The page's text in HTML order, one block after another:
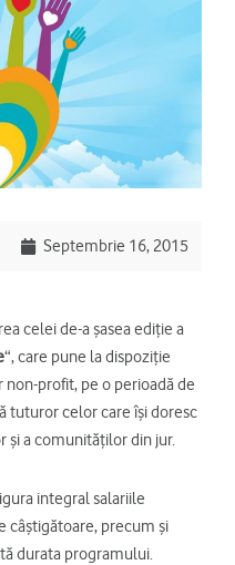
Septembrie 16, 2015
celei de-a șasea ediție a
“, care pune la dispoziție
profit, pe o perioadă de
tuturor celor care își doresc
și a comunităților din jur.
integral salariile
câștigătoare, precum și
durata programului.